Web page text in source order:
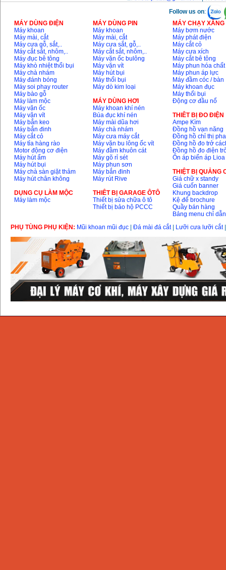
Follow us on:
MÁY DÙNG ĐIỆN
Máy khoan
Máy mài, cắt
Máy cưa gỗ, sắt,..
Máy cắt sắt, nhôm,..
Máy đục bê tông
Máy khò nhiệt thổi bụi
Máy chà nhám
Máy đánh bóng
Máy soi phay router
Máy bào gỗ
Máy làm mộc
Máy vặn ốc
Máy vặn vít
Máy bắn keo
Máy bắn đinh
Máy cắt cỏ
Máy tỉa hàng rào
Motor động cơ điện
Máy hút ẩm
Máy hút bụi
Máy chà sàn giặt thảm
Máy hút chân không
DỤNG CỤ LÀM MỘC
Máy làm mộc
MÁY DÙNG PIN
Máy khoan
Máy mài, cắt
Máy cưa sắt, gỗ,..
Máy cắt sắt, nhôm,..
Máy vặn ốc bulông
Máy vặn vít
Máy hút bụi
Máy thổi bụi
Máy dò kim loại
MÁY DÙNG HƠI
Máy khoan khí nén
Búa đục khí nén
Máy mài dũa hơi
Máy chà nhám
Máy cưa máy cắt
Máy vặn bu lông ốc vít
Máy đầm khuôn cát
Máy gõ rỉ sét
Máy phun sơn
Máy bắn đinh
Máy rút Rive
THIÊT BỊ GARAGE ÔTÔ
Thiết bị sửa chữa ô tô
Thiết bị bảo hộ PCCC
MÁY CHẠY
Máy bơm nước
Máy phát điện
Máy cắt cỏ
Máy cưa xích
Máy cắt bê tông
Máy phun hóa chất
Máy phun áp lực
Máy đầm cóc / bàn
Máy khoan đục
Máy thổi bụi
Động cơ đầu nổ
THIÊT BỊ ĐO ĐIỆN
Ampe Kìm
Đồng hồ vạn năng
Đồng hồ chỉ thị pha
Đồng hồ đo trở
Đồng hồ đo điện
Ổn áp biến áp Lioa
THIỆT BỊ QUẢNG
Giá chữ x standy
Giá cuốn banner
Khung backdrop
Kệ để brochure
Quầy bán hàng
Bảng menu chỉ dẫn
PHỤ TÙNG PHỤ KIỆN: Mũi khoan mũi đục Đá mài đá cắt| Lưỡi cưa lưỡi cắt